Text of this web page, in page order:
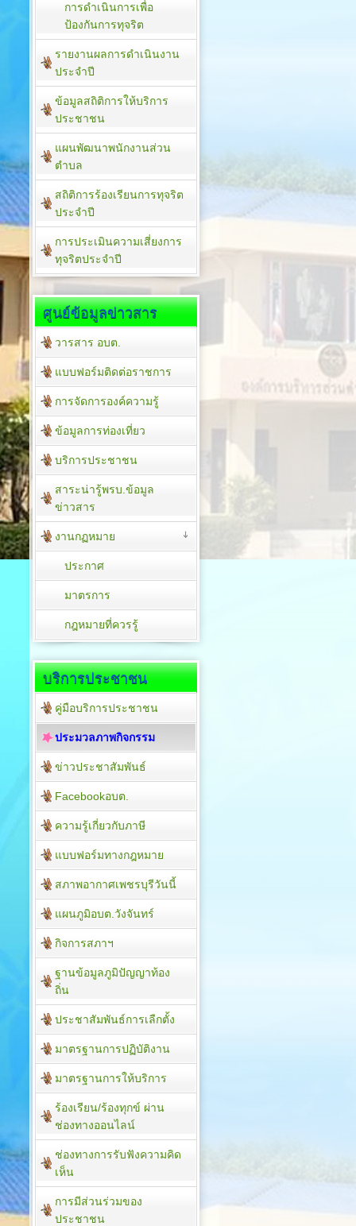
การดำเนินการเพื่อ
ป้องกันการทุจริต
รายงานผลการดำเนินงาน
ประจำปี
ข้อมูลสถิติการให้บริการ
ประชาชน
แผนพัฒนาพนักงานส่วน
ตำบล
สถิติการร้องเรียนการทุจริต
ประจำปี
การประเมินความเสี่ยงการ
ทุจริตประจำปี
ศูนย์ข้อมูลข่าวสาร
วารสาร อบต.
แบบฟอร์มติดต่อราชการ
การจัดการองค์ความรู้
ข้อมูลการท่องเที่ยว
บริการประชาชน
สาระน่ารู้พรบ.ข้อมูล
ข่าวสาร
งานกฏหมาย
ประกาศ
มาตรการ
กฎหมายที่ควรรู้
บริการประชาชน
คู่มือบริการประชาชน
ประมวลภาพกิจกรรม
ข่าวประชาสัมพันธ์
Facebookอบต.
ความรู้เกี่ยวกับภาษี
แบบฟอร์มทางกฎหมาย
สภาพอากาศเพชรบุรีวันนี้
แผนภูมิอบต.วังจันทร์
กิจการสภาฯ
ฐานข้อมูลภูมิปัญญาท้อง
ถิ่น
ประชาสัมพันธ์การเลืกตั้ง
มาตรฐานการปฏิบัติงาน
มาตรฐานการให้บริการ
ร้องเรียน/ร้องทุกข์ ผ่าน
ช่องทางออนไลน์
ช่องทางการรับฟังความคิด
เห็น
การมีส่วนร่วมของ
ประชาชน